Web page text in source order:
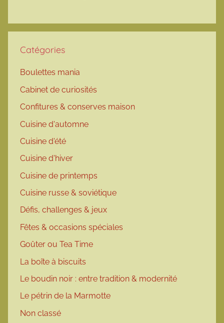
Catégories
Boulettes mania
Cabinet de curiosités
Confitures & conserves maison
Cuisine d'automne
Cuisine d'été
Cuisine d'hiver
Cuisine de printemps
Cuisine russe & soviétique
Défis, challenges & jeux
Fêtes & occasions spéciales
Goûter ou Tea Time
La boîte à biscuits
Le boudin noir : entre tradition & modernité
Le pétrin de la Marmotte
Non classé